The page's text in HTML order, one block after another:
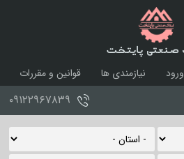
صنعتی پایتخت
نیازمندی ها
قوانین و مقررات
۰۹۱۲۲۹۶۷۸۳۹